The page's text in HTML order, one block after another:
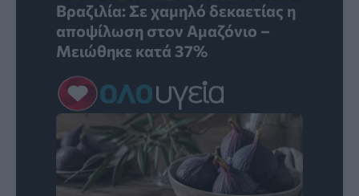
Βραζιλία: Σε χαμηλό δεκαετίας η
αποψίλωση στον Αμαζόνιο –
Μειώθηκε κατά 37%